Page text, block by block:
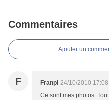
Commentaires
Ajouter un
F Franpi 24/10/2010 17:08
Ce sont mes photos.